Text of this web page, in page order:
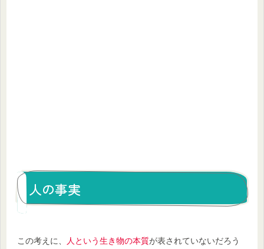
人の事実
この考えに、 人という生き物の本質が表されていないだろう